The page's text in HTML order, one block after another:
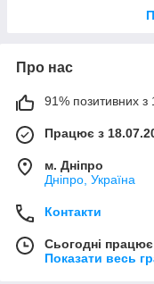
Про нас
91% позитивних з
Працює з
м. Дніпро
Дніпро, Україна
Контакти
Сьогодні
Показати весь